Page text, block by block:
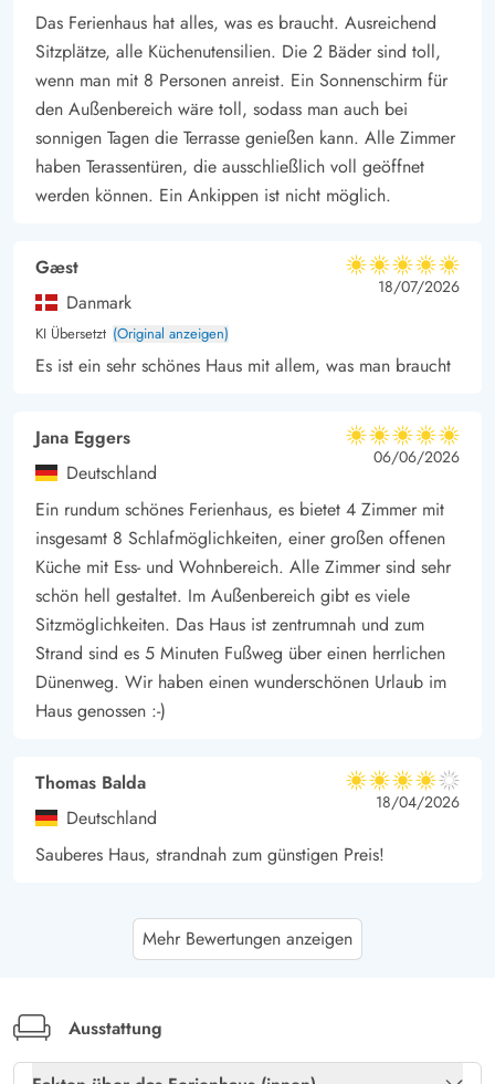
die für viel Spaß sorgt.
Jeden Morgen frische Brötchen
Die Lage des Ferienhauses liegt optimal, sodass ihr euren
morgendlichen Strandspaziergang, gleich mit dem Einkauf der
frischen Brötchen verbinden könnt. Da es nur ca.150 m zum
Strand sind, könnt ihr an warmen Tagen jederzeit ein
Spaziergänge am Abend machen, um sich an den immer
wieder wunderschönen Sonnenuntergängen zu erfreuen. Egal
wie das Wetter aber auch ist, die Nordsee ist immer
faszinierend und zeigt sich mit ihren zahlreichen Facetten, die
euch begeistern werden.
ihr mal keine Lust habt zu kochen und kleine Boutiquen laden
zum Stöbern ein. In den Supermärkten könnt ihr alles
bekommen, was ihr für den alltäglichen Bedarf benötigt. Ob
das Erlebnisbad Lalandia, das Sandskulpturenfestival oder der
naheliegend Golfplatz für Aktivitäten ist gesorgt, ihr habt viele
Möglichkeiten euren Urlaub zu gestalten.
Das Ferienhaus hat alles, was es braucht. Ausreichend
Sitzplätze, alle Küchenutensilien. Die 2 Bäder sind toll,
wenn man mit 8 Personen anreist. Ein Sonnenschirm für
den Außenbereich wäre toll, sodass man auch bei
sonnigen Tagen die Terrasse genießen kann. Alle Zimmer
haben Terassentüren, die ausschließlich voll geöffnet
werden können. Ein Ankippen ist nicht möglich.
Gæst
Danmark
KI Übersetzt (Original anzeigen)
5 von 5
5 von 5
5 out of 5
18/07/2026
Es ist ein sehr schönes Haus mit allem, was man braucht
Jana Eggers
Deutschland
5 von 5
5 von 5
5 out of 5
06/06/2026
Ein rundum schönes Ferienhaus, es bietet 4 Zimmer mit
insgesamt 8 Schlafmöglichkeiten, einer großen offenen
Küche mit Ess- und Wohnbereich. Alle Zimmer sind sehr
schön hell gestaltet. Im Außenbereich gibt es viele
Sitzmöglichkeiten. Das Haus ist zentrumnah und zum
Strand sind es 5 Minuten Fußweg über einen herrlichen
Dünenweg. Wir haben einen wunderschönen Urlaub im
Haus genossen :-)
Thomas Balda
Deutschland
4 von 5
4 von 5
4 out of 5
18/04/2026
Sauberes Haus, strandnah zum günstigen Preis!
Deutschland
5 von 5
5 out of 5
ruhigen Straße gelegen. Den Strand sowie den Ort kann
man leicht zu Fuß erreichen. Das Haus ist sauber und es
Mehr Bewertungen anzeigen
Ausstattung